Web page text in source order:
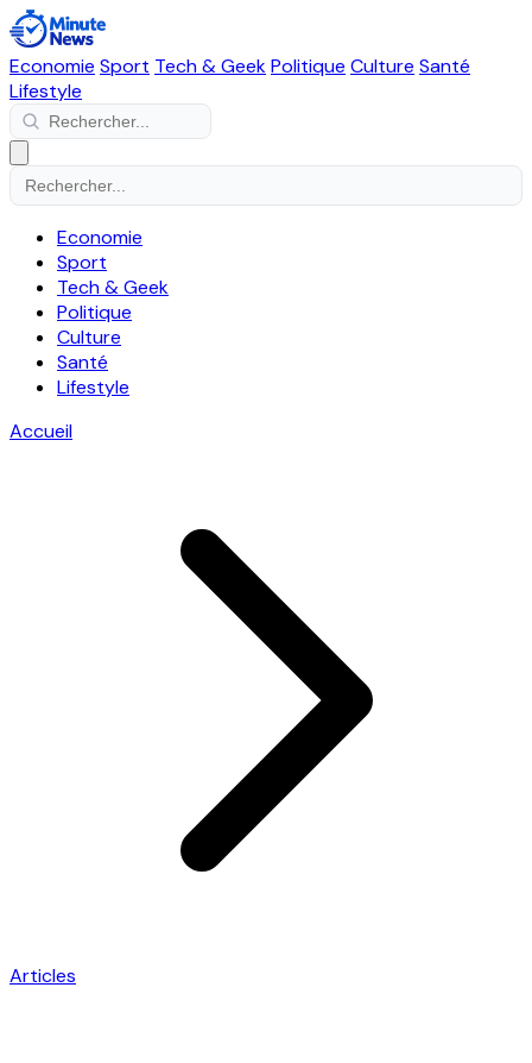
Economie Sport Tech & GeekPolitique Culture Santé
Lifestyle
Economie
Sport
Tech & Geek
Politique
Culture
Santé
Lifestyle
Accueil
Articles